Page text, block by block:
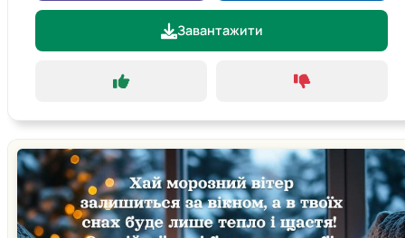
Завантажити